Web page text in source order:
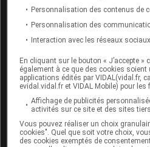
Espace produit
Boutique
VIDAL Expert
VIDAL Hoptimal
eVIDAL
VIDAL Mobile
VIDAL widget
VIDAL
Personnalisation des contenus de
Personnalisation des
Interaction avec les réseaux sociaux
En cliquant sur le bouton « J’accepte
également à ce que des cookies
applications édités par VIDAL(vidal.fr,
evidal.vidal.fr et VIDAL Mobile) pour
Affichage de publicités
activités sur ce site et des sites tiers
Vous pouvez réaliser un choix
cookies". Quel que soit votre choix,
des cookies exemptés de